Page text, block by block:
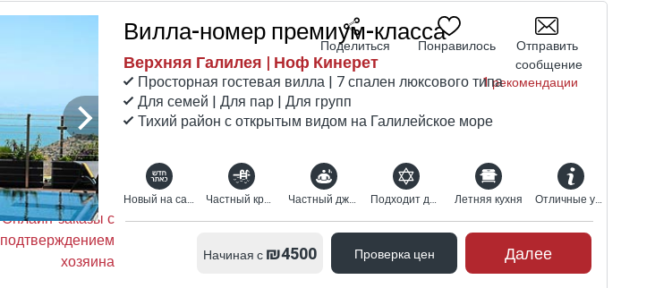
Вилла-номер премиум-класса
Верхняя Галилея | Ноф Кинерет
1 рекомендации
Просторная гостевая вилла | 7 спален люксового типа
Для семей | Для пар | Для групп
Тихий район с открытым видом на Галилейское море
Поделиться Понравилось
Отправить
сообщение
Новый на сайте Бордо Частный крытый бассейн с подогревом Частный джакузи-спа Подходит для религиозных Летняя кухня Отличные условия для семей
Онлайн-заказы с
подтверждением
хозяина
Начиная с₪4500 Проверка цен Далее